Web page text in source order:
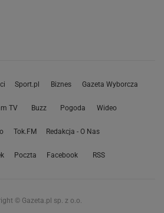
Sport.pl Biznes Gazeta Wyborcza
TV Buzz Pogoda Wideo
Tok.FM Redakcja - O Nas
Poczta Facebook RSS
© Gazeta.pl sp. z o.o.